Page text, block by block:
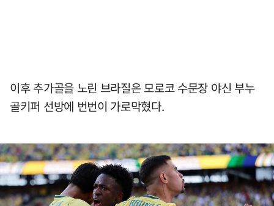
이후 추가골을 노린 브라질은 모로코 수문장 야신 부누
골키퍼 선방에 번번이 가로막혔다.